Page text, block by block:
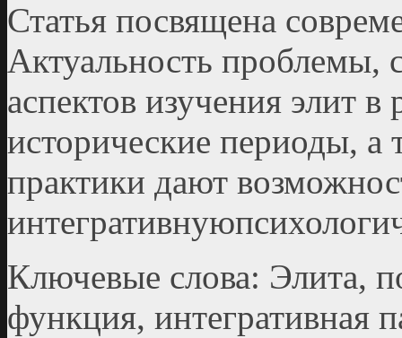
Статья посвящена
Актуальность проблемы,
аспектов изучения элит
исторические периоды, а
практики дают
Ключевые слова: Элита,
функция, интегративная